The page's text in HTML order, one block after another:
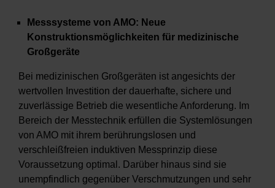
Messsysteme von AMO: Neue
Konstruktionsmöglichkeiten für medizinische
Großgeräte
Bei medizinischen Großgeräten ist angesichts der
wertvollen Investition der dauerhafte, sichere und
zuverlässige Betrieb die wesentliche Anforderung. Im
Bereich der Messtechnik erfüllen die Systemlösungen
von AMO mit ihrem berührungslosen und
verschleißfreien induktiven Messprinzip diese
Voraussetzung optimal. Darüber hinaus sind sie
unempfindlich gegenüber Verschmutzungen und sehr